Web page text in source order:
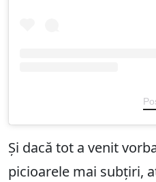
Și dacă tot a venit
picioarele mai subțiri,